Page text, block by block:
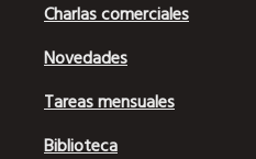
Charlas comerciales
Novedades
Tareas mensuales
Biblioteca